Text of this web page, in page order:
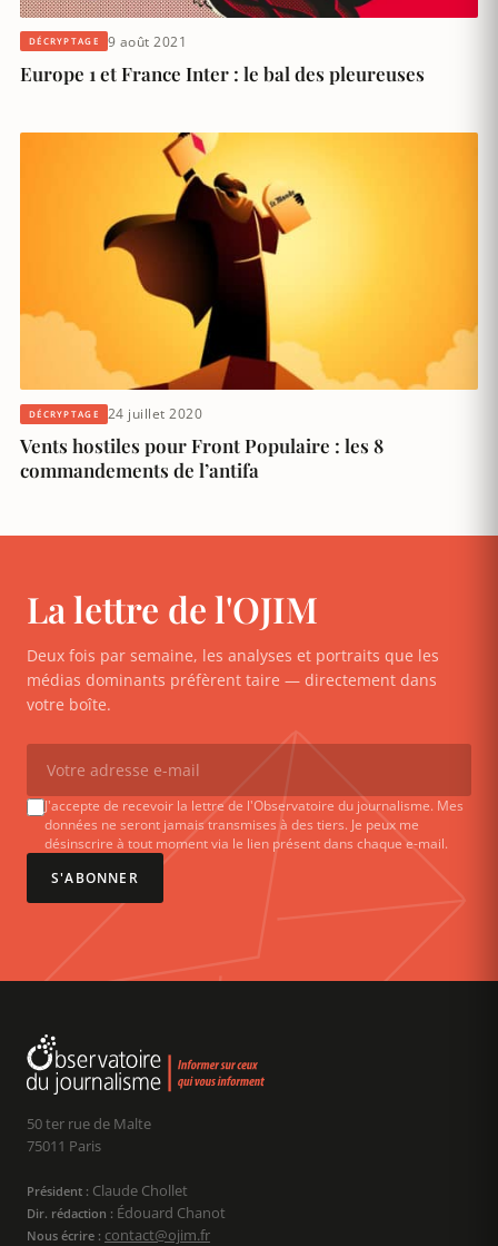
DÉCRYPTAGE 9 août 2021
Europe 1 et France Inter : le bal des pleureuses
DÉCRYPTAGE 24 juillet 2020
Vents hostiles pour Front Populaire : les 8
commandements de l’antifa
La lettre de l'OJIM
Deux fois par semaine, les analyses et portraits que les
médias dominants préfèrent taire — directement dans
votre boîte.
J'accepte de recevoir la lettre de l'Observatoire du journalisme. Mes
données ne seront jamais transmises à des tiers. Je peux me
désinscrire à tout moment via le lien présent dans chaque e-mail.
S'ABONNER
50 ter rue de Malte
75011 Paris
Président : Claude Chollet
Dir. rédaction : Édouard Chanot
Nous écrire : contact@ojim.fr